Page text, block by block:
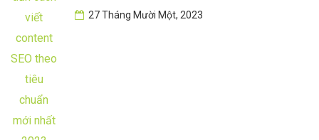
27 Tháng Mười Một, 2023